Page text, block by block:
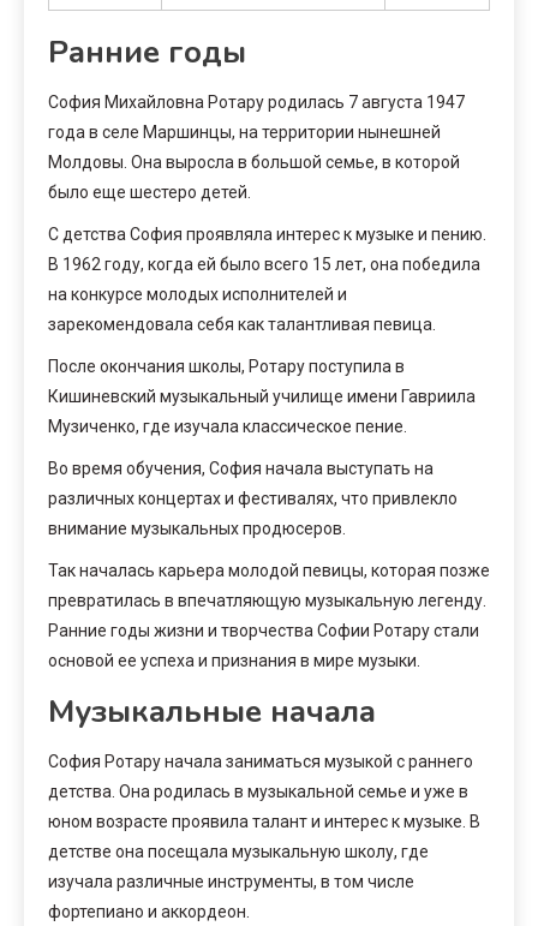
Ранние годы
София Михайловна Ротару родилась 7 августа 1947
года в селе Маршинцы, на территории нынешней
Молдовы. Она выросла в большой семье, в которой
было еще шестеро детей.
С детства София проявляла интерес к музыке и пению.
В 1962 году, когда ей было всего 15 лет, она победила
на конкурсе молодых исполнителей и
зарекомендовала себя как талантливая певица.
После окончания школы, Ротару поступила в
Кишиневский музыкальный училище имени Гавриила
Музиченко, где изучала классическое пение.
Во время обучения, София начала выступать на
различных концертах и фестивалях, что привлекло
внимание музыкальных продюсеров.
Так началась карьера молодой певицы, которая позже
превратилась в впечатляющую музыкальную легенду.
Ранние годы жизни и творчества Софии Ротару стали
основой ее успеха и признания в мире музыки.
Музыкальные начала
София Ротару начала заниматься музыкой с раннего
детства. Она родилась в музыкальной семье и уже в
юном возрасте проявила талант и интерес к музыке. В
детстве она посещала музыкальную школу, где
изучала различные инструменты, в том числе
фортепиано и аккордеон.